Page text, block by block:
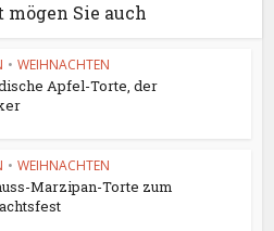
Sie auch
• WEIHNACHTEN
Apfel-Torte, der
• WEIHNACHTEN
Marzipan-Torte zum